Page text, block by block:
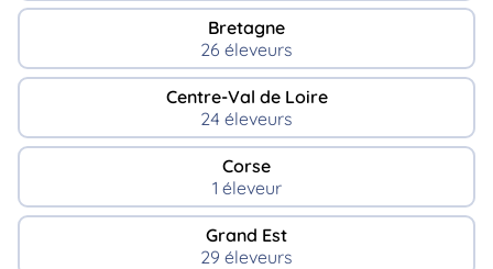
Bretagne
26 éleveurs
Centre-Val de Loire
24 éleveurs
Corse
1 éleveur
Grand Est
29 éleveurs